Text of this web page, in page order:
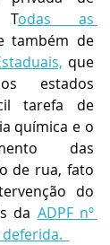
Todas as
que
estados
tarefa de
química e o
das
de rua, fato
do
da ADPF nº